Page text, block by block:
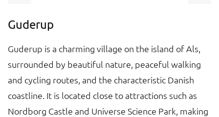
Guderup
Guderup is a charming village on the island of Als,
surrounded by beautiful nature, peaceful walking
and cycling routes, and the characteristic Danish
coastline. It is located close to attractions such as
Nordborg Castle and Universe Science Park, making